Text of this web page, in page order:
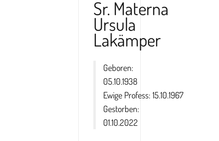
Sr. Materna
Ursula
Lakämper
Geboren:
05.10.1938
Ewige Profess: 15.10.1967
Gestorben:
01.10.2022